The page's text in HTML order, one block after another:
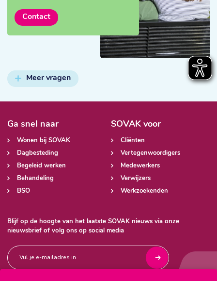
Contact
Meer vragen
Blijf op de hoogte van het laatste SOVAK nieuws via onze
nieuwsbrief of volg ons op social media
Ga snel naar
Wonen bij SOVAK
Dagbesteding
Begeleid werken
Behandeling
BSO
SOVAK voor
Cliënten
Vertegenwoordigers
Medewerkers
Verwijzers
Werkzoekenden